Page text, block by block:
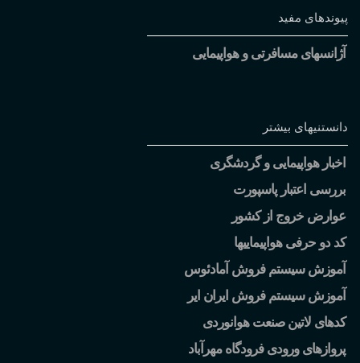
پیوندهای مفید
آژانسهای مسافرتی و هواپیمایی
دانستنیهای بیشتر
اخبار هواپیمایی و گردشگری
بررسی اعتبار پاسپورت
عوارض خروج از کشور
کد دو حرفی هواپیماییها
آموزش سیستم فروش آمادئوس
آموزش سیستم فروش ایران ایر
کدهای لاتین صنعت هوانوردی
پروازهای ورودی فرودگاه مهرآباد